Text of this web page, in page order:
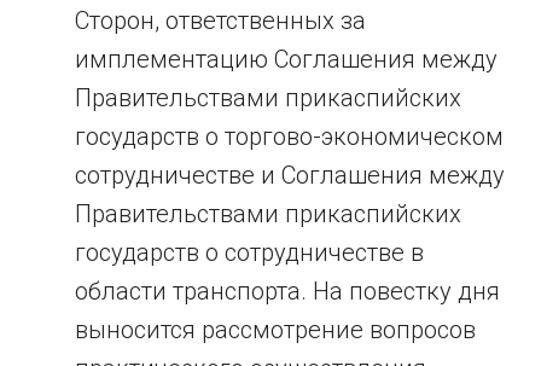
Сторон, ответственных за
имплементацию Соглашения между
Правительствами прикаспийских
государств о торгово-экономическом
сотрудничестве и Соглашения между
Правительствами прикаспийских
государств о сотрудничестве в
области транспорта. На повестку дня
выносится рассмотрение вопросов